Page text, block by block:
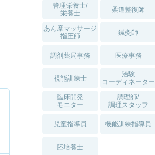
管理栄養士/
栄養士
柔道整復師
あん摩マッサージ
指圧師
鍼灸師
調剤薬局事務 医療事務
視能訓練士
治験
コーディネーター
臨床開発
モニター
調理師/
調理スタッフ
児童指導員 機能訓練指導員
胚培養士